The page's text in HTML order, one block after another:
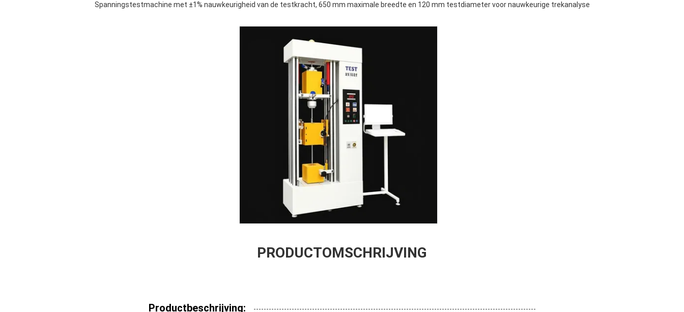
Spanningstestmachine met ±1% nauwkeurigheid van de testkracht, 650 mm maximale breedte en 120 mm testdiameter voor nauwkeurige trekanalyse
PRODUCTOMSCHRIJVING
Productbeschrijving: